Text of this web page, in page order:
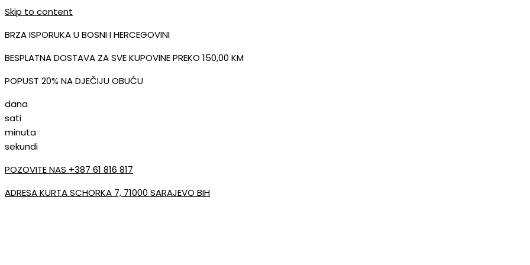
Skip to content
BRZA ISPORUKA U BOSNI I HERCEGOVINI
BESPLATNA DOSTAVA ZA SVE KUPOVINE PREKO 150,00 KM
POPUST 20% NA DJEČIJU OBUĆU
dana
sati
minuta
sekundi
POZOVITE NAS +387 61 816 817
ADRESA KURTA SCHORKA 7, 71000 SARAJEVO BIH